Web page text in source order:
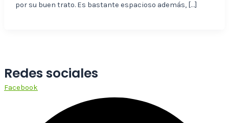
por su buen trato. Es bastante espacioso además, […]
Redes sociales
Facebook